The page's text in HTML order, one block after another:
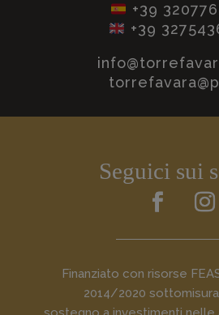
+39
+39
Seguici sui
Finanziato con risorse
2014/2020